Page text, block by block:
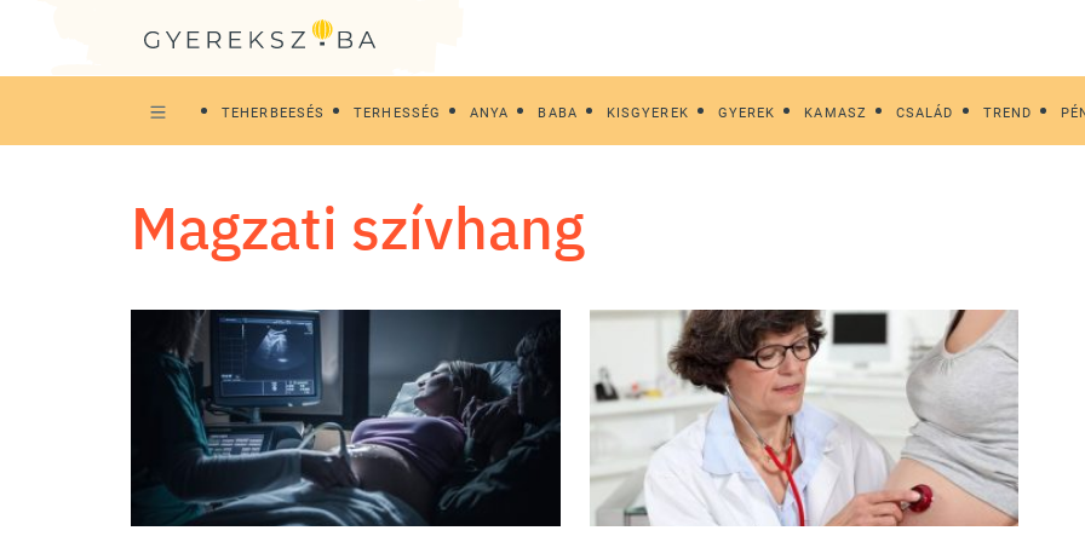
TEHERBEESÉS TERHESSÉG ANYA BABA KISGYEREK GYEREK KAMASZ CSALÁD TREND
magzati szívhang